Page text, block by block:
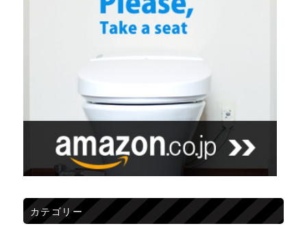
カテゴリー